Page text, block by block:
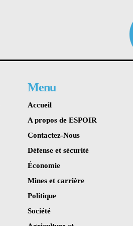
Menu
Accueil
A propos de ESPOIR
Contactez-Nous
Défense et sécurité
Économie
Mines et carrière
Politique
Société